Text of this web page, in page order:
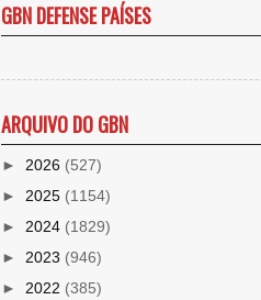
GBN DEFENSE PAÍSES
ARQUIVO DO GBN
► 2026 (527)
► 2025 (1154)
► 2024 (1829)
► 2023 (946)
► 2022 (385)